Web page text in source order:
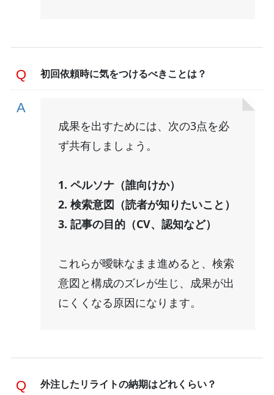
初回依頼時に気をつけるべきことは？
成果を出すためには、次の3点を必
ず共有しましょう。
1. ペルソナ（誰向けか）
2. 検索意図（読者が知りたいこと）
3. 記事の目的（CV、認知など）
これらが曖昧なまま進めると、検索
意図と構成のズレが生じ、成果が出
にくくなる原因になります。
外注したリライトの納期はどれくらい？